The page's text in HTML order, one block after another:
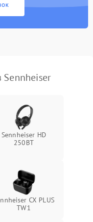
Sennheiser HD
250BT
CX PLUS
TW1